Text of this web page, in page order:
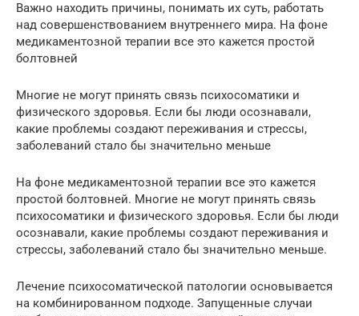
Важно находить причины, понимать их суть, работать
над совершенствованием внутреннего мира. На фоне
медикаментозной терапии все это кажется простой
болтовней
Многие не могут принять связь психосоматики и
физического здоровья. Если бы люди осознавали,
какие проблемы создают переживания и стрессы,
заболеваний стало бы значительно меньше
На фоне медикаментозной терапии все это кажется
простой болтовней. Многие не могут принять связь
психосоматики и физического здоровья. Если бы люди
осознавали, какие проблемы создают переживания и
стрессы, заболеваний стало бы значительно меньше.
Лечение психосоматической патологии основывается
на комбинированном подходе. Запущенные случаи